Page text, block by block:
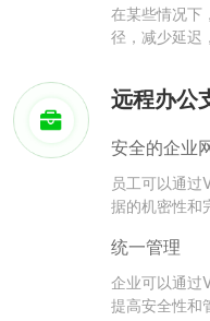
在某些情况下
径，减少延迟
远程办公
安全的企业
员工可以通过
据的机密性和
统一管理
企业可以通过
提高安全性和